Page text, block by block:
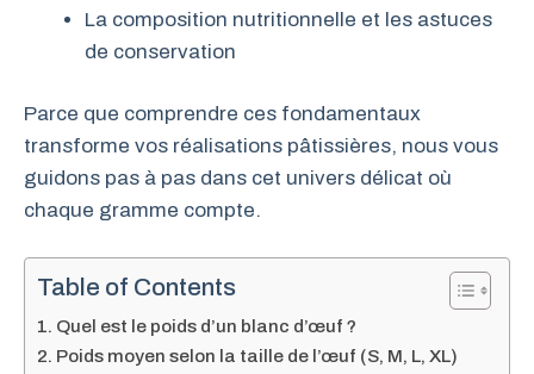
La composition nutritionnelle et les astuces
de conservation
Parce que comprendre ces fondamentaux
transforme vos réalisations pâtissières, nous vous
guidons pas à pas dans cet univers délicat où
chaque gramme compte.
Table of Contents
Quel est le poids d’un blanc d’œuf ?
Poids moyen selon la taille de l’œuf (S, M, L, XL)